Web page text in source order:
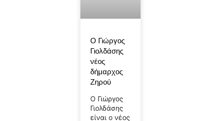
Ο Γιώργος
Γιολδάσης
νέος
δήμαρχος
Ζηρού
Ο Γιώργος
Γιολδάσης
είναι ο νέος